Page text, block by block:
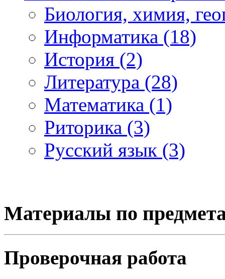
Биология, химия,
Информатика (18)
История (2)
Литература (28)
Математика (1)
Риторика (3)
Русский язык (3)
Материалы по
Проверочная работа